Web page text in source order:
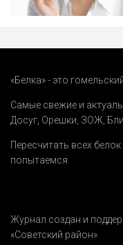
«Белка» - это
Самые свежие и
Досуг Орешки ЗОЖ
Пересчитать всех
попытаемся.
Журнал создан и
«Советский район».